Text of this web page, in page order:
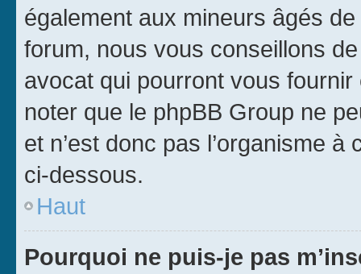
également aux mineurs âgés
forum, nous vous conseillons
avocat qui pourront vous
noter que le phpBB Group ne
et n’est donc pas l’organisme
ci-dessous.
Haut
Pourquoi ne puis-je pas